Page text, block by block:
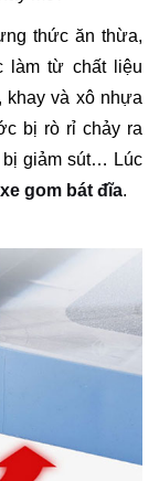
thức ăn thừa,
làm từ chất liệu
khay và xô nhựa
bị rò rỉ chảy ra
bị giảm sút… Lúc
gom bát đĩa.